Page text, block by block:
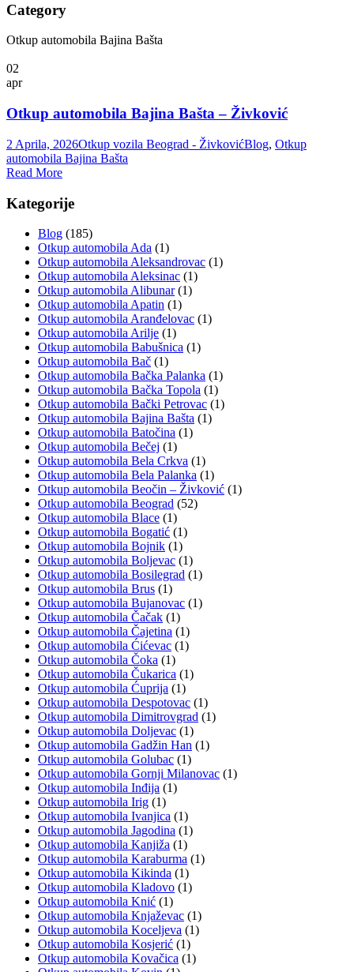
Category
Otkup automobila Bajina Bašta
02
apr
Otkup automobila Bajina Bašta – Živković
2 Aprila, 2026Otkup vozila Beograd - ŽivkovićBlog, Otkup
automobila Bajina Bašta
Read More
Kategorije
Blog (185)
Otkup automobila Ada (1)
Otkup automobila Aleksandrovac (1)
Otkup automobila Aleksinac (1)
Otkup automobila Alibunar(1)
Otkup automobila Apatin (1)
Otkup automobila Aranđelovac (1)
Otkup automobila Arilje (1)
Otkup automobila Babušnica (1)
Otkup automobila Bač (1)
Otkup automobila Bačka Palanka (1)
Otkup automobila Bačka Topola (1)
Otkup automobila Bački Petrovac (1)
Otkup automobila Bajina Bašta (1)
Otkup automobila Batočina (1)
Otkup automobila Bečej (1)
Otkup automobila Bela Crkva (1)
Otkup automobila Bela Palanka (1)
Otkup automobila Beočin – Živković (1)
Otkup automobila Beograd (52)
Otkup automobila Blace (1)
Otkup automobila Bogatić (1)
Otkup automobila Bojnik (1)
Otkup automobila Boljevac (1)
Otkup automobila Bosilegrad (1)
Otkup automobila Brus (1)
Otkup automobila Bujanovac (1)
Otkup automobila Čačak (1)
Otkup automobila Čajetina (1)
Otkup automobila Ćićevac (1)
Otkup automobila Čoka (1)
Otkup automobila Čukarica (1)
Otkup automobila Ćuprija (1)
Otkup automobila Despotovac (1)
Otkup automobila Dimitrovgrad (1)
Otkup automobila Doljevac (1)
Otkup automobila Gadžin Han (1)
Otkup automobila Golubac (1)
Otkup automobila Gornji Milanovac (1)
Otkup automobila Inđija (1)
Otkup automobila Irig (1)
Otkup automobila Ivanjica (1)
Otkup automobila Jagodina (1)
Otkup automobila Kanjiža (1)
Otkup automobila Karaburma (1)
Otkup automobila Kikinda (1)
Otkup automobila Kladovo (1)
Otkup automobila Knić (1)
Otkup automobila Knjaževac (1)
Otkup automobila Koceljeva (1)
Otkup automobila Kosjerić (1)
Otkup automobila Kovačica (1)